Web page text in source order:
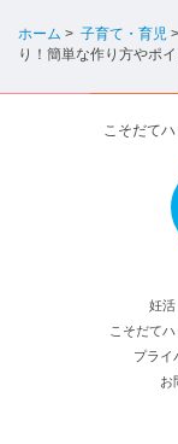
ホーム > 子育て・育児 >
り！簡単な作り方やポ
こそだて
妊活
こそだて
プライ
お